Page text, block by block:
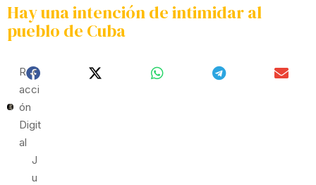
Hay una intención de intimidar al
pueblo de Cuba
Red
Acci
Ón
Digit
Al
J
U